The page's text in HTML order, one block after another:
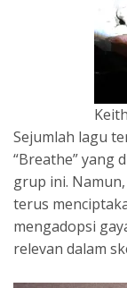
Sejumlah lagu
“Breathe” yang
grup ini.
terus
mengadopsi
relevan dalam